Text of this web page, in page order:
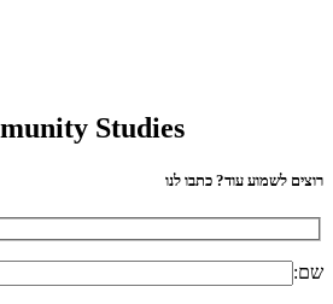
Studies
רוצים לשמוע עוד? כתבו לנו
שם: